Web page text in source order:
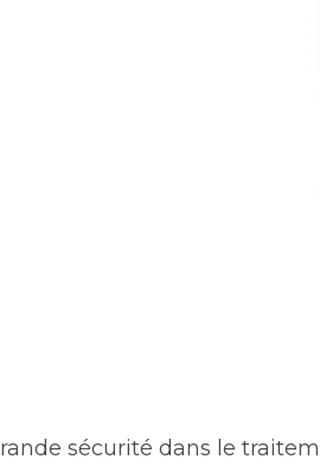
sécurité dans le